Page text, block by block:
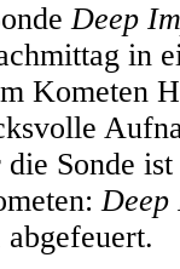
Deep
in
Kometen
Sonde
Deep